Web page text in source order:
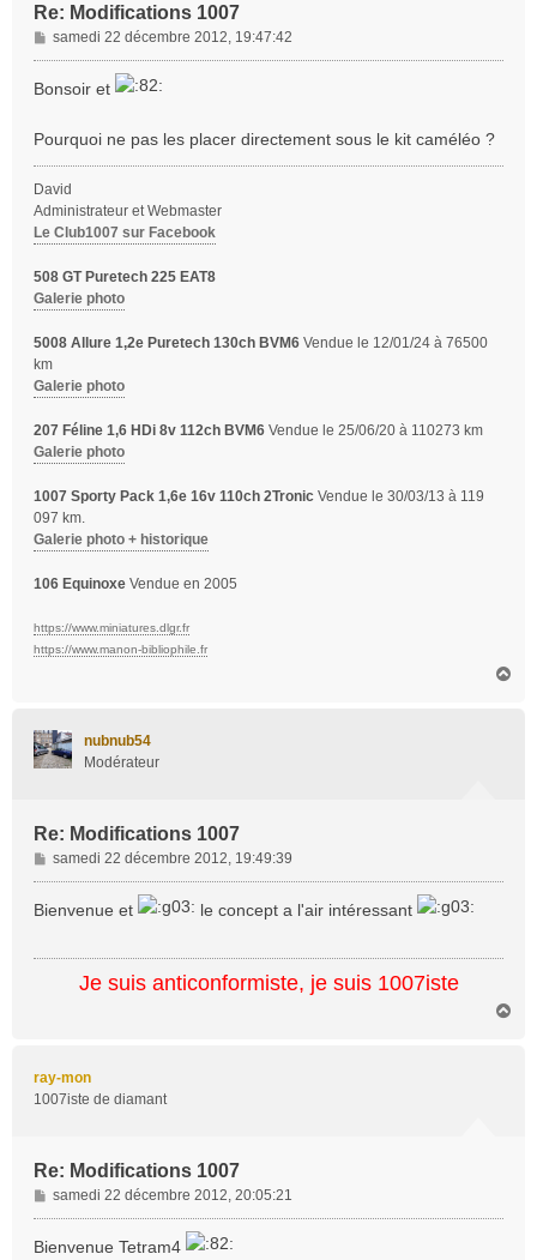
Re: Modifications 1007
M
e
g
e
samedi 22 décembre 2012, 19:47:42
Bonsoir et
Pourquoi ne pas les placer directement sous le kit caméléo ?
David
Administrateur et Webmaster
Le Club1007 sur Facebook
508 GT Puretech 225 EAT8
Galerie photo
5008 Allure 1,2e Puretech 130ch BVM6 Vendue le 12/01/24 à 76500
km
Galerie photo
207 Féline 1,6 HDi 8v 112ch BVM6 Vendue le 25/06/20 à 110273 km
Galerie photo
1007 Sporty Pack 1,6e 16v 110ch 2Tronic Vendue le 30/03/13 à 119
097 km.
Galerie photo + historique
106 Equinoxe Vendue en 2005
https://www.miniatures.dlgr.fr
https://www.manon-bibliophile.fr
nubnub54
Modérateur
Re: Modifications 1007
M
e
s
samedi 22 décembre 2012, 19:49:39
Bienvenue et le concept a l'air intéressant
Je suis anticonformiste, je suis 1007iste
ray-mon
1007iste de diamant
Re: Modifications 1007
M
e
s
samedi 22 décembre 2012, 20:05:21
Bienvenue Tetram4